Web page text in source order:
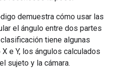
demuestra cómo usar las
el ángulo entre dos partes
tiene algunas
e Y, los ángulos calculados
sujeto y la cámara.